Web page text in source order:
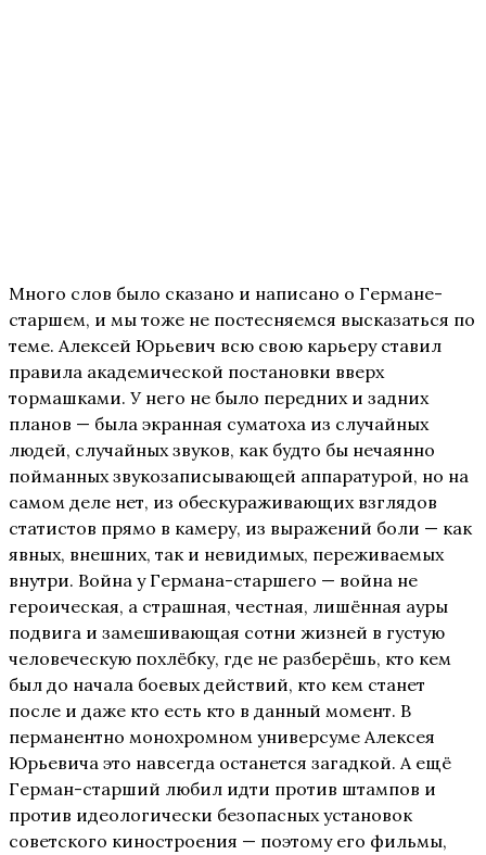
Много слов было сказано и написано о Германе-
старшем, и мы тоже не постесняемся высказаться по
теме. Алексей Юрьевич всю свою карьеру ставил
правила академической постановки вверх
тормашками. У него не было передних и задних
планов — была экранная суматоха из случайных
людей, случайных звуков, как будто бы нечаянно
пойманных звукозаписывающей аппаратурой, но на
самом деле нет, из обескураживающих взглядов
статистов прямо в камеру, из выражений боли — как
явных, внешних, так и невидимых, переживаемых
внутри. Война у Германа-старшего — война не
героическая, а страшная, честная, лишённая ауры
подвига и замешивающая сотни жизней в густую
человеческую похлёбку, где не разберёшь, кто кем
был до начала боевых действий, кто кем станет
после и даже кто есть кто в данный момент. В
перманентно монохромном универсуме Алексея
Юрьевича это навсегда останется загадкой. А ещё
Герман-старший любил идти против штампов и
против идеологически безопасных установок
советского киностроения — поэтому его фильмы,